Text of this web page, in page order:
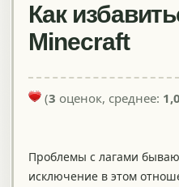
Как
Minecraft
(3 оценок, среднее:
Проблемы с лагами
исключение в этом